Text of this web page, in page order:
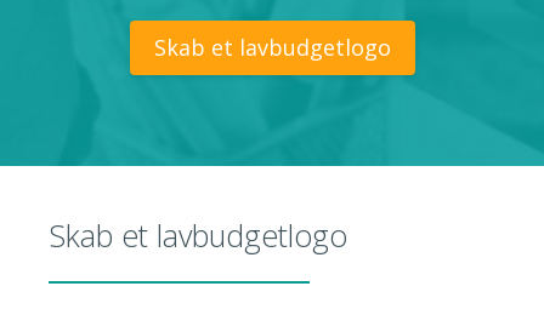
Skab et lavbudgetlogo
Skab et lavbudgetlogo